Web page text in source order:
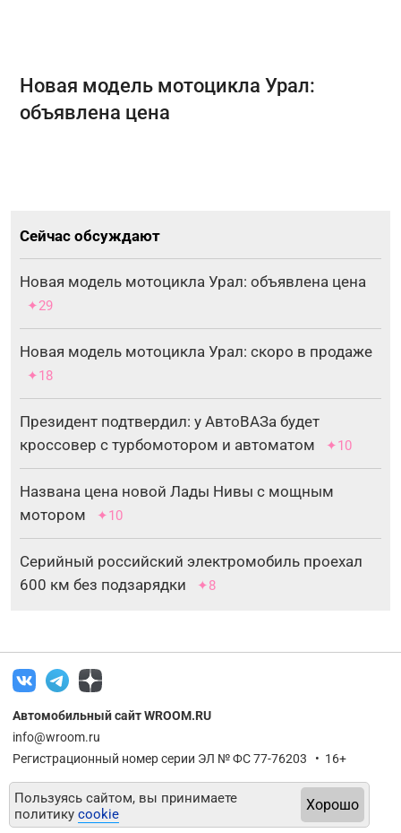
Новая модель мотоцикла Урал:
объявлена цена
Сейчас обсуждают
Новая модель мотоцикла Урал: объявлена цена
✦29
Новая модель мотоцикла Урал: скоро в продаже
✦18
Президент подтвердил: у АвтоВАЗа будет
кроссовер с турбомотором и автоматом
✦10
Названа цена новой Лады Нивы с мощным
мотором
✦10
Серийный российский электромобиль проехал
600 км без подзарядки
✦8
Автомобильный сайт WROOM.RU
info@wroom.ru
Регистрационный номер серии ЭЛ № ФС 77-76203 • 16+
Пользуясь сайтом, вы принимаете
политику cookie
Хорошо